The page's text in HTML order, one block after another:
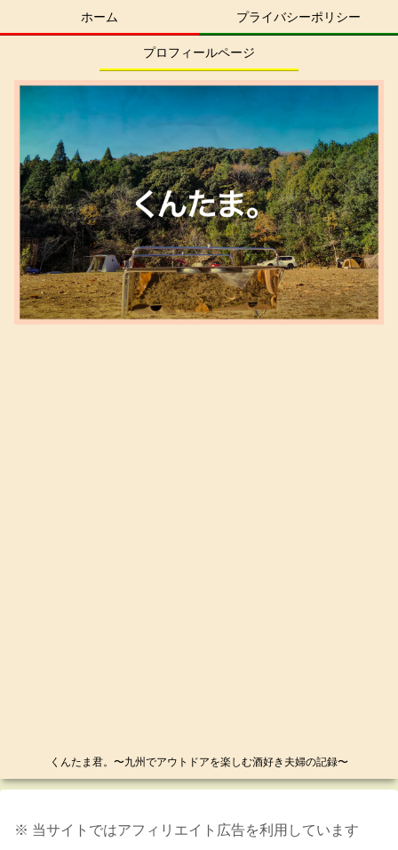
くんたま君。〜九州でアウトドアを楽しむ酒好き夫婦の記録〜
ホーム プライバシーポリシー
プロフィールページ
※ 当サイトではアフィリエイト広告を利用しています